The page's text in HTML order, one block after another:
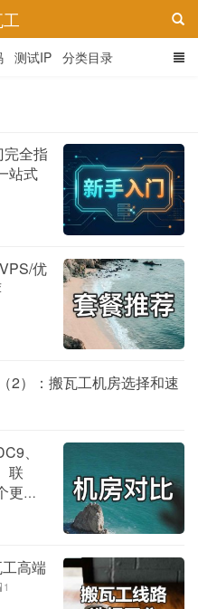
测试IP 分类目录
全指
站式
优
2）：搬瓦工机房选择和速
、
联
更快
高端
1